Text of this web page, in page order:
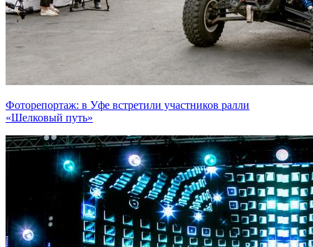
Фоторепортаж: в Уфе встретили участников ралли
«Шелковый путь»